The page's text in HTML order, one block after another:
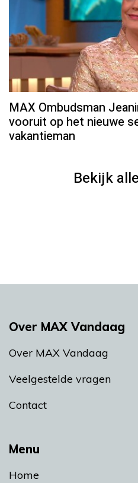
MAX Ombudsman
vooruit op het nieuwe
vakantieman
Bekijk
Menu
Home
Over MAX Vandaag
Over MAX Vandaag
Veelgestelde vragen
Contact